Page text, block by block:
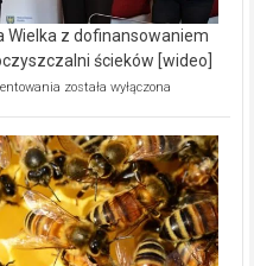
Wielka z dofinansowaniem
ścieków [wideo]
Ekologiczne
Wręczyca
Wielka
z
dofinansowaniem
ponad
15,6
mln
została wyłączona